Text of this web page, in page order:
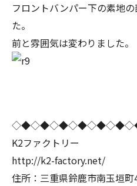
フロントバンパー下の素地
た。
前と雰囲気は変わりました。
K2ファクトリー
http://k2-factory.net/
住所：三重県鈴鹿市南玉垣